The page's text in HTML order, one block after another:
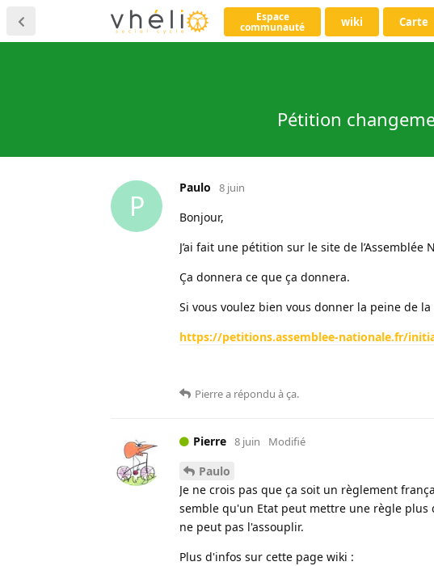
Espace
communauté wiki Carte
Pétition
P
Paulo 8 juin
Bonjour,
J’ai fait une pétition sur le site de
Ça donnera ce que ça donnera.
Si vous voulez bien vous donner la peine de
https://petitions.assemblee-nationale.fr/
Pierrea répondu à ça.
Pierre 8 juin Modifié
Paulo
Je ne crois pas que ça soit un règlement
semble qu'un Etat peut mettre une règle
ne peut pas l'assouplir.
Plus d'infos sur cette page wiki :